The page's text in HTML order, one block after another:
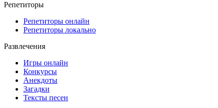
Репетиторы
Репетиторы онлайн
Репетиторы локально
Развлечения
Игры онлайн
Конкурсы
Анекдоты
Загадки
Тексты песен